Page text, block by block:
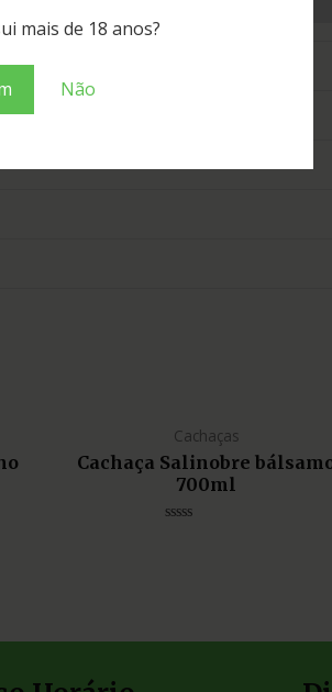
mais de 18 anos?
Não
Cachaças
Cachaça Salinobre
700ml